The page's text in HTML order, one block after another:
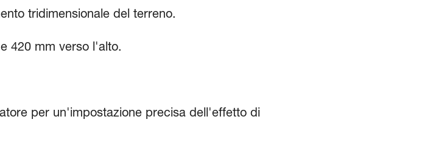
tridimensionale del terreno.
420 mm verso l'alto.
per un'impostazione precisa dell'effetto di